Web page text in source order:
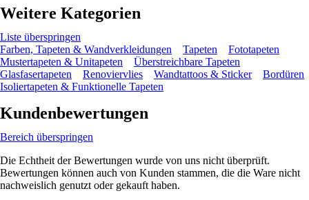
Weitere Kategorien
Liste überspringen
Farben, Tapeten & Wandverkleidungen
Tapeten
Fototapeten
Mustertapeten & Unitapeten
Überstreichbare Tapeten
Glasfasertapeten
Renoviervlies Wandtattoos & Sticker
Bordüren
Isoliertapeten & Funktionelle Tapeten
Kundenbewertungen
Bereich überspringen
Die Echtheit der Bewertungen wurde von uns nicht überprüft.
Bewertungen können auch von Kunden stammen, die die Ware nicht
nachweislich genutzt oder gekauft haben.